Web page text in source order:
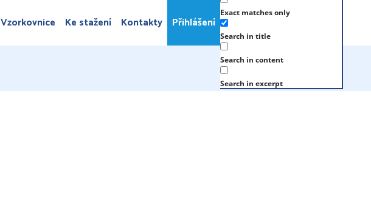
Vzorkovnice Ke stažení Kontakty Přihlášení
Exact matches only
Search in title
Search in content
Search in excerpt